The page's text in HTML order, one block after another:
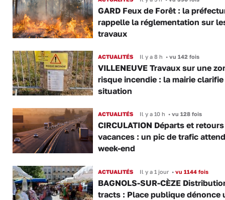
GARD Feux de Forêt : la
rappelle la réglementation sur
travaux
ACTUALITÉS Il y a 8 h •vu 142 fois
VILLENEUVE Travaux sur une
risque incendie : la mairie
situation
ACTUALITÉS Il y a 10 h •vu 128 fois
CIRCULATION Départs et
vacances : un pic de trafic
week-end
ACTUALITÉS Il y a 1 jour •vu 1144 fois
BAGNOLS-SUR-CÈZE
tracts : Place publique dénonce